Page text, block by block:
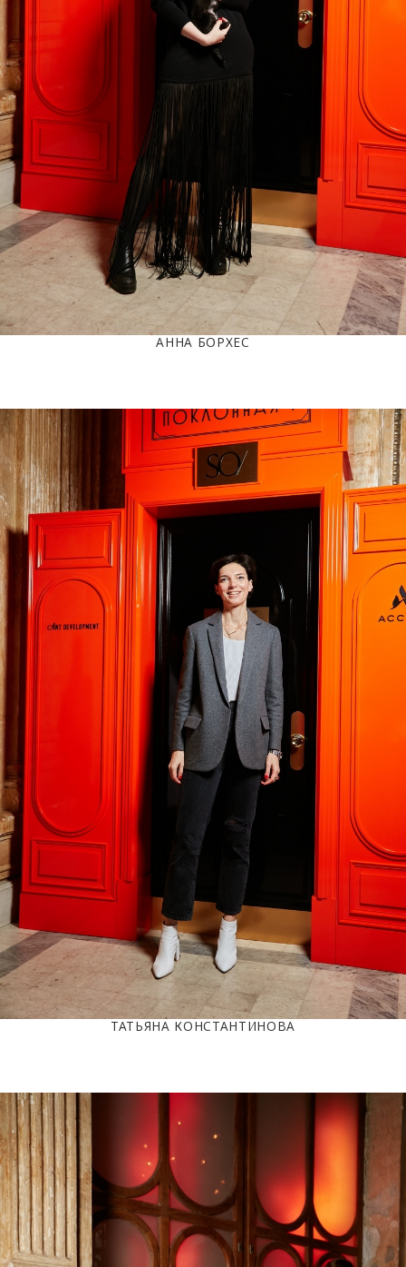
АННА БОРХЕС
ТАТЬЯНА КОНСТАНТИНОВА